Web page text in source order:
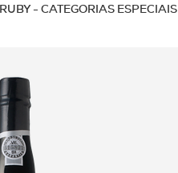
RUBY - CATEGORIAS ESPECIAIS